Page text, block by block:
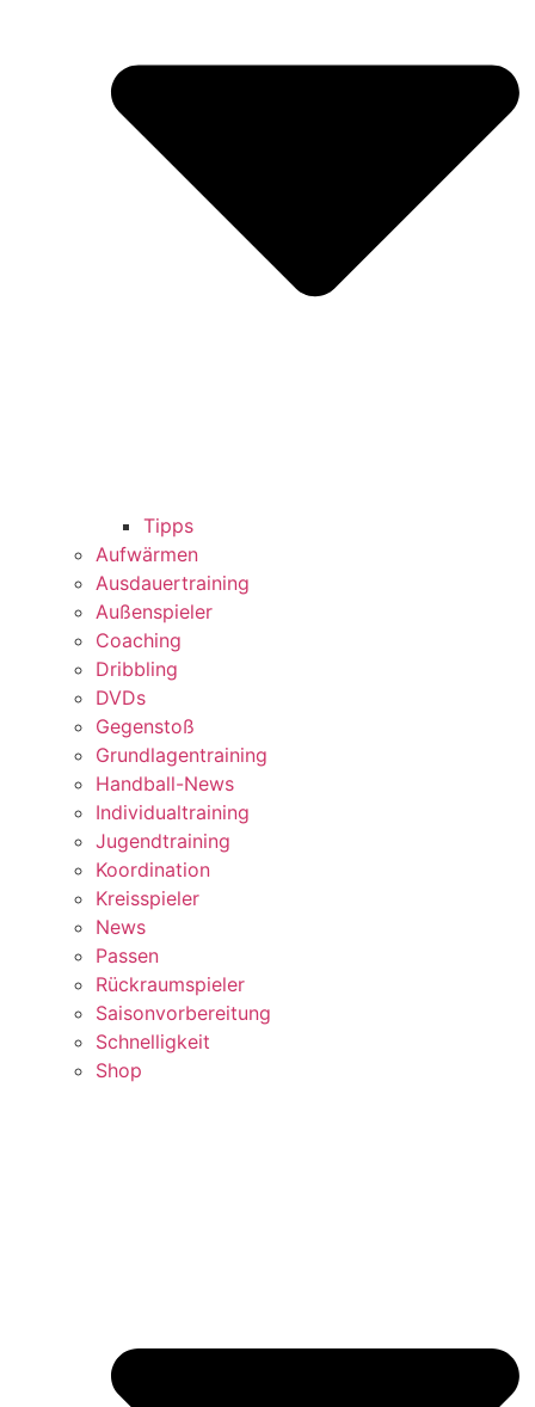
Tipps
Aufwärmen
Ausdauertraining
Außenspieler
Coaching
Dribbling
DVDs
Gegenstoß
Grundlagentraining
Handball-News
Individualtraining
Jugendtraining
Koordination
Kreisspieler
News
Passen
Rückraumspieler
Saisonvorbereitung
Schnelligkeit
Shop